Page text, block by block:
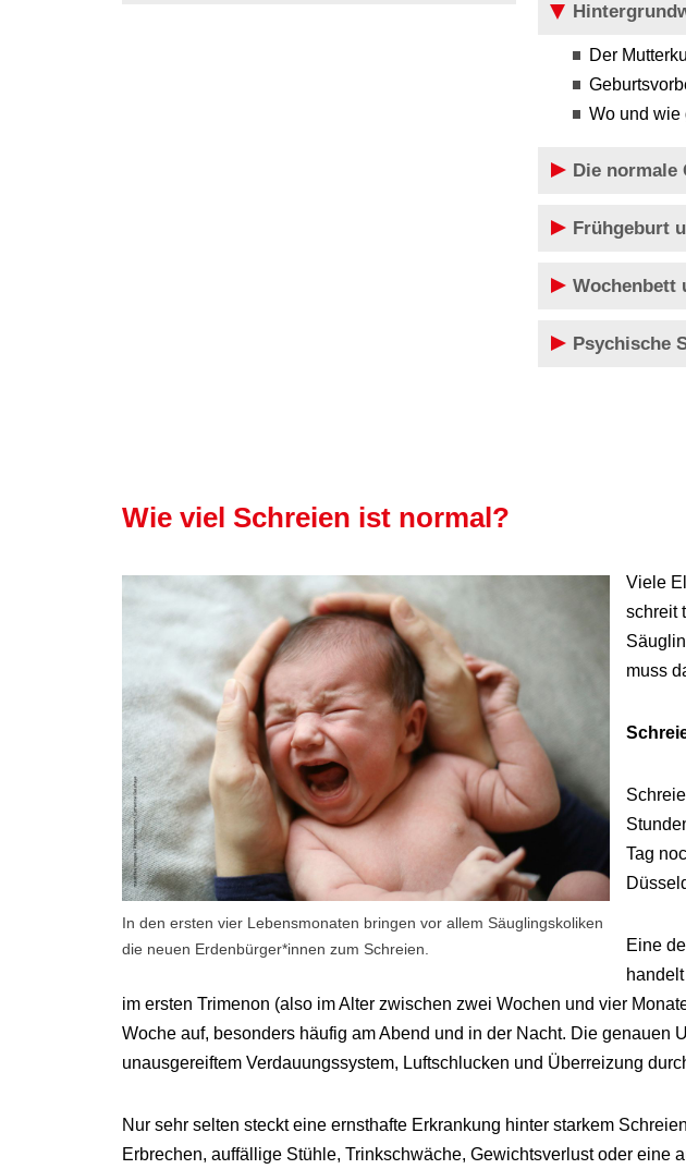
Der
Wo und wie
Die normale
Frühgeburt
Wochenbett
Psychische
Wie viel Schreien ist normal?
In den ersten vier Lebensmonaten bringen vor allem Säuglingskoliken
die neuen Erdenbürger*innen zum Schreien.
Viele
schreit
muss
Tag
Eine
im ersten Trimenon (also im Alter zwischen zwei Wochen und vier
Woche auf, besonders häufig am Abend und in der Nacht. Die
unausgereiftem Verdauungssystem, Luftschlucken und Überreizung
Nur sehr selten steckt eine ernsthafte Erkrankung hinter starkem
Erbrechen, auffällige Stühle, Trinkschwäche, Gewichtsverlust oder